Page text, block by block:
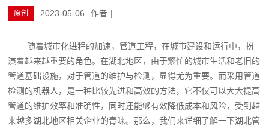
原创 2023-05-06 作者 |
随着城市化进程的加速，管道工程，在城市建设和运行中，扮
演着越来越重要的角色。在湖北地区，由于繁忙的城市生活和老旧的
管道基础设施，对于管道的维护与检测，显得尤为重要。而采用管道
检测的机器人，是一种比较先进和高效的方法，它不仅可以大大提高
管道的维护效率和准确性，同时还能够有效降低成本和风险，受到越
来越多湖北地区相关企业的青睐。那么，我们来详细了解一下湖北管